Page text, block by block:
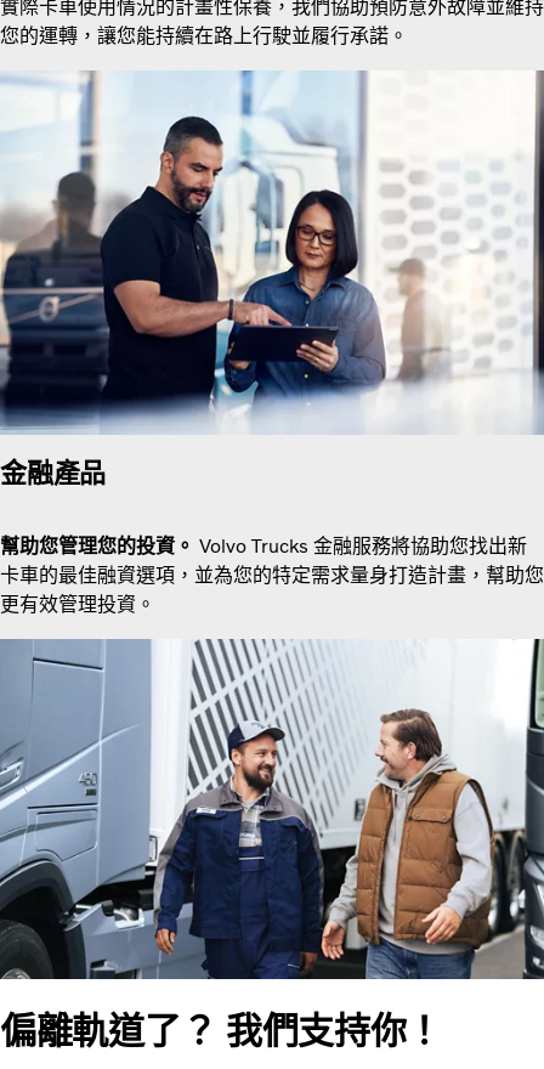
實際卡車使用情況的計畫性保養，我們協助預防意外故障並維持
您的運轉，讓您能持續在路上行駛並履行承諾。
金融產品
幫助您管理您的投資。 Volvo Trucks 金融服務將協助您找出新
卡車的最佳融資選項，並為您的特定需求量身打造計畫，幫助您
更有效管理投資。
偏離軌道了？ 我們支持你！